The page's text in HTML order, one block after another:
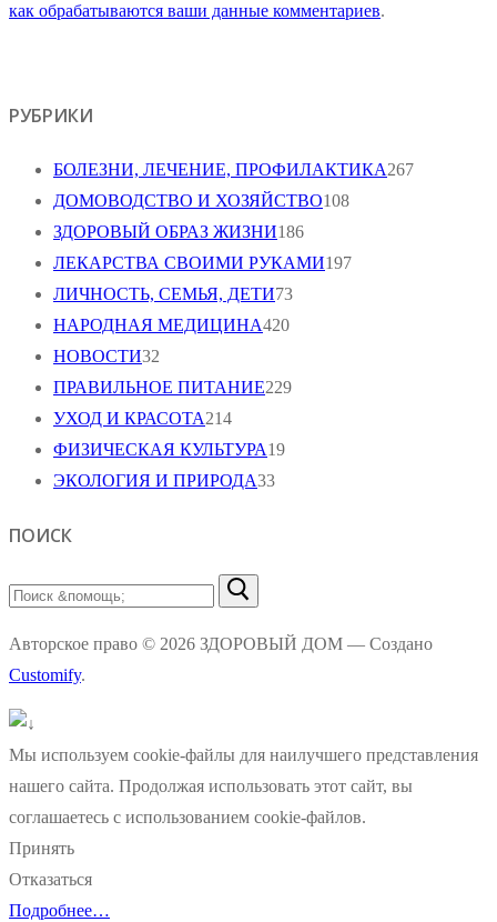
как обрабатываются ваши данные комментариев.
РУБРИКИ
БОЛЕЗНИ, ЛЕЧЕНИЕ, ПРОФИЛАКТИКА267
ДОМОВОДСТВО И ХОЗЯЙСТВО108
ЗДОРОВЫЙ ОБРАЗ ЖИЗНИ186
ЛЕКАРСТВА СВОИМИ РУКАМИ197
ЛИЧНОСТЬ, СЕМЬЯ, ДЕТИ73
НАРОДНАЯ МЕДИЦИНА420
НОВОСТИ32
ПРАВИЛЬНОЕ ПИТАНИЕ229
УХОД И КРАСОТА214
ФИЗИЧЕСКАЯ КУЛЬТУРА19
ЭКОЛОГИЯ И ПРИРОДА33
ПОИСК
Найти:
Авторское право © 2026 ЗДОРОВЫЙ ДОМ — Создано
Customify.
Мы используем cookie-файлы для наилучшего представления
нашего сайта. Продолжая использовать этот сайт, вы
соглашаетесь с использованием cookie-файлов.
Принять
Отказаться
Подробнее…